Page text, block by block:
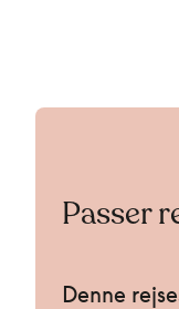
Passer
Denne